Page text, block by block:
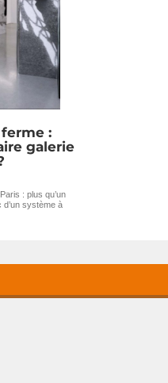
:
galerie
: plus qu’un
d’un système à